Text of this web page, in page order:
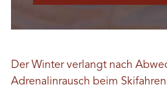
Der Winter verlangt nach
Adrenalinrausch beim